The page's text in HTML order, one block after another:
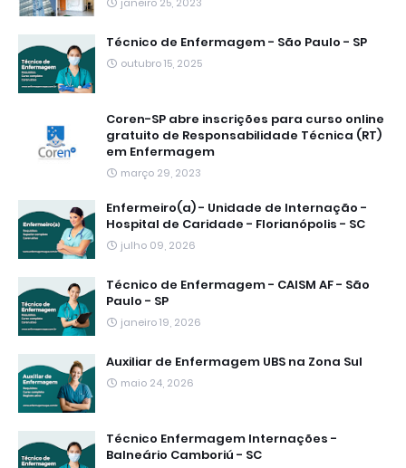
Técnico de Enfermagem - São Paulo - SP
outubro 15, 2025
Coren-SP abre inscrições para curso online
gratuito de Responsabilidade Técnica (RT)
em Enfermagem
março 29, 2023
Enfermeiro(a) - Unidade de Internação -
Hospital de Caridade - Florianópolis - SC
julho 09, 2026
Técnico de Enfermagem - CAISM AF - São
Paulo - SP
janeiro 19, 2026
Auxiliar de Enfermagem UBS na Zona Sul
maio 24, 2026
Técnico Enfermagem Internações -
Balneário Camboriú - SC